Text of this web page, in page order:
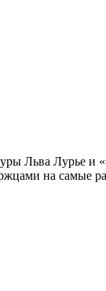
Льва Лурье
на самые